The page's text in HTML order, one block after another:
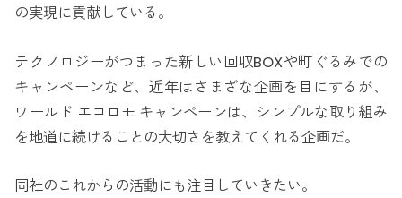
の実現に貢献している。
テクノロジーがつまった新しい回収BOXや町ぐるみでの
キャンペーンなど、近年はさまざな企画を目にするが、
ワールド エコロモ キャンペーンは、シンプルな取り組み
を地道に続けることの大切さを教えてくれる企画だ。
同社のこれからの活動にも注目していきたい。